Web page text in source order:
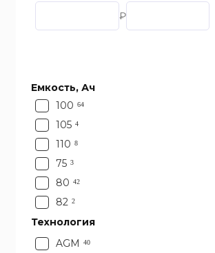
₽
Емкость, Ач
100 64
105 4
110 8
75 3
80 42
82 2
85 10
88 1
Технология
AGM
40